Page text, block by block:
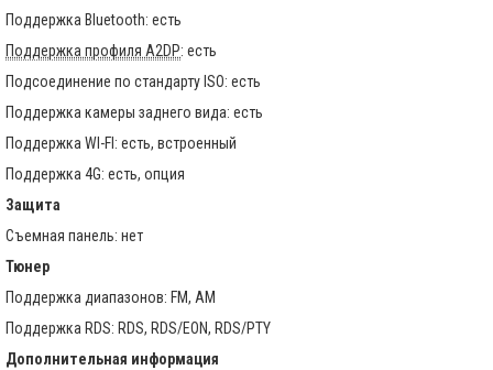
Поддержка Bluetooth: есть
Поддержка профиля A2DP: есть
Подсоединение по стандарту ISO: есть
Поддержка камеры заднего вида: есть
Поддержка WI-FI: есть, встроенный
Поддержка 4G: есть, опция
Защита
Съемная панель: нет
Тюнер
Поддержка диапазонов: FM, AM
Поддержка RDS: RDS, RDS/EON, RDS/PTY
Дополнительная информация